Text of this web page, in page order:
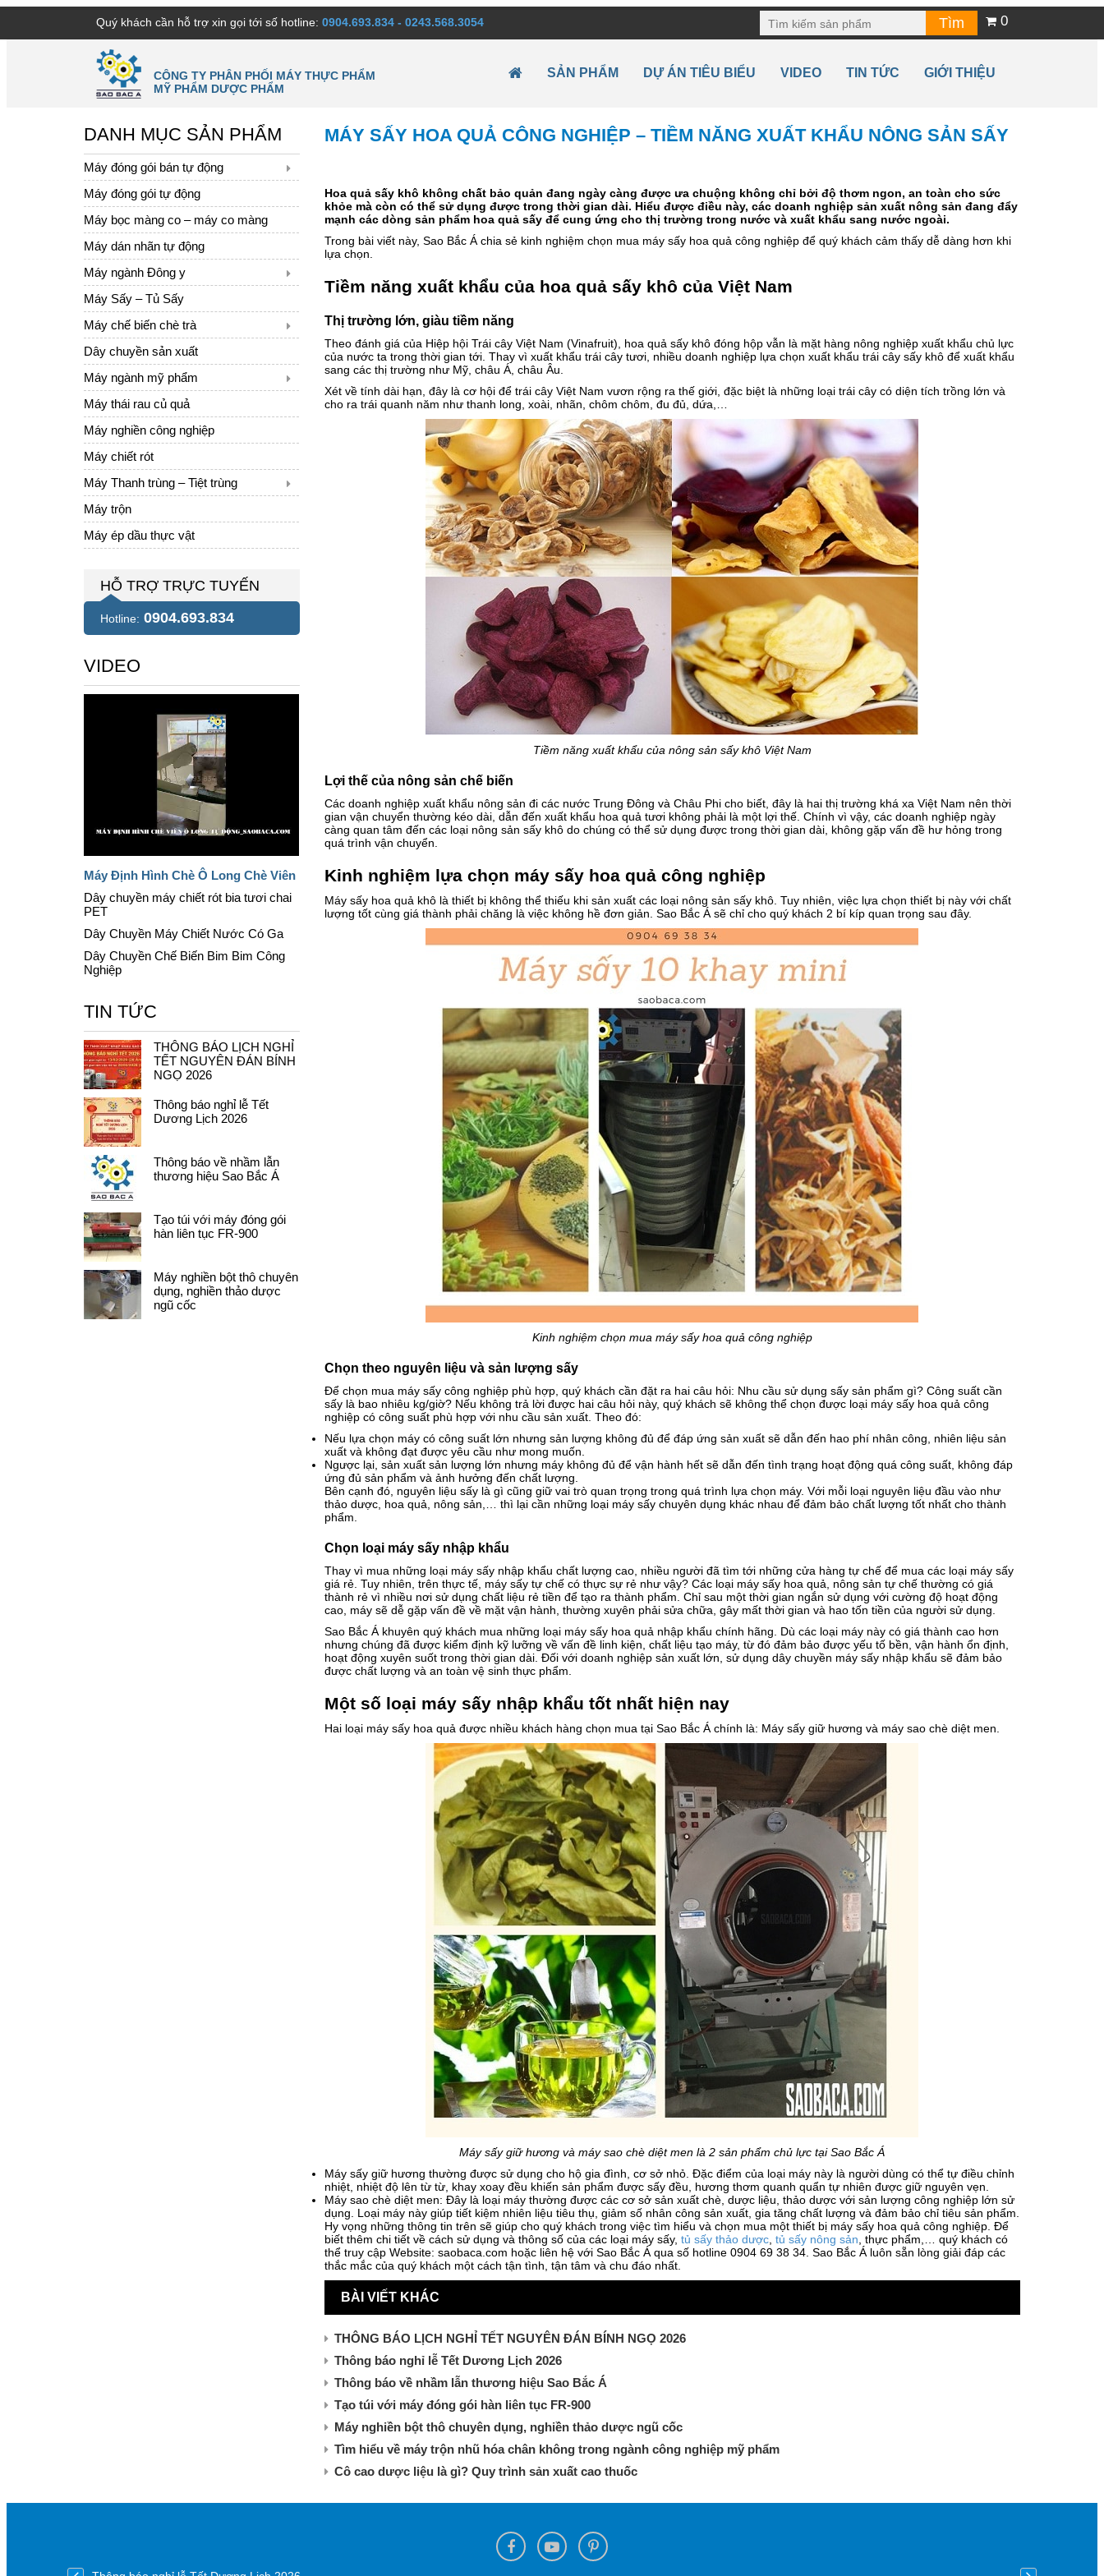
Quý khách cần hỗ trợ xin gọi tới số hotline: 0904.693.834 - 0243.568.3054 0
CÔNG TY PHÂN PHỐI MÁY THỰC PHẨM
MỸ PHẨM DƯỢC PHẨM
SẢN PHẨM DỰ ÁN TIÊU BIỂU VIDEO TIN TỨC GIỚI THIỆU
MÁY SẤY HOA QUẢ CÔNG NGHIỆP – TIỀM NĂNG XUẤT KHẨU NÔNG SẢN SẤY
Hoa quả sấy khô không chất bảo quản đang ngày càng được ưa chuộng không chỉ bởi độ thơm ngon, an toàn cho sức
khỏe mà còn có thể sử dụng được trong thời gian dài. Hiểu được điều này, các doanh nghiệp sản xuất nông sản đang đẩy
mạnh các dòng sản phẩm hoa quả sấy để cung ứng cho thị trường trong nước và xuất khẩu sang nước ngoài.
Trong bài viết này, Sao Bắc Á chia sẻ kinh nghiệm chọn mua máy sấy hoa quả công nghiệp để quý khách cảm thấy dễ dàng hơn khi
lựa chọn.
Tiềm năng xuất khẩu của hoa quả sấy khô của Việt Nam
Thị trường lớn, giàu tiềm năng
Theo đánh giá của Hiệp hội Trái cây Việt Nam (Vinafruit), hoa quả sấy khô đóng hộp vẫn là mặt hàng nông nghiệp xuất khẩu chủ lực
của nước ta trong thời gian tới. Thay vì xuất khẩu trái cây tươi, nhiều doanh nghiệp lựa chọn xuất khẩu trái cây sấy khô để xuất khẩu
sang các thị trường như Mỹ, châu Á, châu Âu.
Xét về tính dài hạn, đây là cơ hội để trái cây Việt Nam vươn rộng ra thế giới, đặc biệt là những loại trái cây có diện tích trồng lớn và
cho ra trái quanh năm như thanh long, xoài, nhãn, chôm chôm, đu đủ, dứa,…
Tiềm năng xuất khẩu của nông sản sấy khô Việt Nam
Lợi thế của nông sản chế biến
Các doanh nghiệp xuất khẩu nông sản đi các nước Trung Đông và Châu Phi cho biết, đây là hai thị trường khá xa Việt Nam nên thời
gian vận chuyển thường kéo dài, dẫn đến xuất khẩu hoa quả tươi không phải là một lợi thế. Chính vì vậy, các doanh nghiệp ngày
càng quan tâm đến các loại nông sản sấy khô do chúng có thể sử dụng được trong thời gian dài, không gặp vấn đề hư hỏng trong
quá trình vận chuyển.
Kinh nghiệm lựa chọn máy sấy hoa quả công nghiệp
Máy sấy hoa quả khô là thiết bị không thể thiếu khi sản xuất các loại nông sản sấy khô. Tuy nhiên, việc lựa chọn thiết bị này với chất
lượng tốt cùng giá thành phải chăng là việc không hề đơn giản. Sao Bắc Á sẽ chỉ cho quý khách 2 bí kíp quan trọng sau đây.
Kinh nghiệm chọn mua máy sấy hoa quả công nghiệp
Chọn theo nguyên liệu và sản lượng sấy
Để chọn mua máy sấy công nghiệp phù hợp, quý khách cần đặt ra hai câu hỏi: Nhu cầu sử dụng sấy sản phẩm gì? Công suất cần
sấy là bao nhiêu kg/giờ? Nếu không trả lời được hai câu hỏi này, quý khách sẽ không thể chọn được loại máy sấy hoa quả công
nghiệp có công suất phù hợp với nhu cầu sản xuất. Theo đó:
Nếu lựa chọn máy có công suất lớn nhưng sản lượng không đủ để đáp ứng sản xuất sẽ dẫn đến hao phí nhân công, nhiên liệu sản
xuất và không đạt được yêu cầu như mong muốn.
Ngược lại, sản xuất sản lượng lớn nhưng máy không đủ để vận hành hết sẽ dẫn đến tình trạng hoạt động quá công suất, không đáp
ứng đủ sản phẩm và ảnh hưởng đến chất lượng.
Bên cạnh đó, nguyên liệu sấy là gì cũng giữ vai trò quan trọng trong quá trình lựa chọn máy. Với mỗi loại nguyên liệu đầu vào như
thảo dược, hoa quả, nông sản,… thì lại cần những loại máy sấy chuyên dụng khác nhau để đảm bảo chất lượng tốt nhất cho thành
phẩm.
Chọn loại máy sấy nhập khẩu
Thay vì mua những loại máy sấy nhập khẩu chất lượng cao, nhiều người đã tìm tới những cửa hàng tự chế để mua các loại máy sấy
giá rẻ. Tuy nhiên, trên thực tế, máy sấy tự chế có thực sự rẻ như vậy? Các loại máy sấy hoa quả, nông sản tự chế thường có giá
thành rẻ vì nhiều nơi sử dụng chất liệu rẻ tiền để tạo ra thành phẩm. Chỉ sau một thời gian ngắn sử dụng với cường độ hoạt động
cao, máy sẽ dễ gặp vấn đề về mặt vận hành, thường xuyên phải sửa chữa, gây mất thời gian và hao tốn tiền của người sử dụng.
Sao Bắc Á khuyên quý khách mua những loại máy sấy hoa quả nhập khẩu chính hãng. Dù các loại máy này có giá thành cao hơn
nhưng chúng đã được kiểm định kỹ lưỡng về vấn đề linh kiện, chất liệu tạo máy, từ đó đảm bảo được yếu tố bền, vận hành ổn định,
hoạt động xuyên suốt trong thời gian dài. Đối với doanh nghiệp sản xuất lớn, sử dụng dây chuyền máy sấy nhập khẩu sẽ đảm bảo
được chất lượng và an toàn vệ sinh thực phẩm.
Một số loại máy sấy nhập khẩu tốt nhất hiện nay
Hai loại máy sấy hoa quả được nhiều khách hàng chọn mua tại Sao Bắc Á chính là: Máy sấy giữ hương và máy sao chè diệt men.
Máy sấy giữ hương và máy sao chè diệt men là 2 sản phẩm chủ lực tại Sao Bắc Á
Máy sấy giữ hương thường được sử dụng cho hộ gia đình, cơ sở nhỏ. Đặc điểm của loại máy này là người dùng có thể tự điều chỉnh
nhiệt, nhiệt độ lên từ từ, khay xoay đều khiến sản phẩm được sấy đều, hương thơm quanh quẩn tự nhiên được giữ nguyên vẹn.
Máy sao chè diệt men: Đây là loại máy thường được các cơ sở sản xuất chè, dược liệu, thảo dược với sản lượng công nghiệp lớn sử
dụng. Loại máy này giúp tiết kiệm nhiên liệu tiêu thụ, giảm số nhân công sản xuất, gia tăng chất lượng và đảm bảo chỉ tiêu sản phẩm.
Hy vọng những thông tin trên sẽ giúp cho quý khách trong việc tìm hiểu và chọn mua một thiết bị máy sấy hoa quả công nghiệp. Để
biết thêm chi tiết về cách sử dụng và thông số của các loại máy sấy, tủ sấy thảo dược, tủ sấy nông sản , thực phẩm,… quý khách có
thể truy cập Website: saobaca.com hoặc liên hệ với Sao Bắc Á qua số hotline 0904 69 38 34. Sao Bắc Á luôn sẵn lòng giải đáp các
thắc mắc của quý khách một cách tận tình, tận tâm và chu đáo nhất.
BÀI VIẾT KHÁC
THÔNG BÁO LỊCH NGHỈ TẾT NGUYÊN ĐÁN BÍNH NGỌ 2026
Thông báo nghỉ lễ Tết Dương Lịch 2026
Thông báo về nhầm lẫn thương hiệu Sao Bắc Á
Tạo túi với máy đóng gói hàn liên tục FR-900
Máy nghiền bột thô chuyên dụng, nghiền thảo dược ngũ cốc
Tìm hiểu về máy trộn nhũ hóa chân không trong ngành công nghiệp mỹ phẩm
Cô cao dược liệu là gì? Quy trình sản xuất cao thuốc
DANH MỤC SẢN PHẨM
Máy đóng gói bán tự động
Máy đóng gói tự động
Máy bọc màng co – máy co màng
Máy dán nhãn tự động
Máy ngành Đông y
Máy Sấy – Tủ Sấy
Máy chế biến chè trà
Dây chuyền sản xuất
Máy ngành mỹ phẩm
Máy thái rau củ quả
Máy nghiền công nghiệp
Máy chiết rót
Máy Thanh trùng – Tiệt trùng
Máy trộn
Máy ép dầu thực vật
HỖ TRỢ TRỰC TUYẾN
Hotline: 0904.693.834
VIDEO
Máy Định Hình Chè Ô Long Chè Viên
Dây chuyền máy chiết rót bia tươi chai
PET
Dây Chuyền Máy Chiết Nước Có Ga
Dây Chuyền Chế Biến Bim Bim Công
Nghiệp
TIN TỨC
THÔNG BÁO LỊCH NGHỈ
TẾT NGUYÊN ĐÁN BÍNH
NGỌ 2026
Thông báo nghỉ lễ Tết
Dương Lịch 2026
Thông báo về nhầm lẫn
thương hiệu Sao Bắc Á
Tạo túi với máy đóng gói
hàn liên tục FR-900
Máy nghiền bột thô chuyên
dụng, nghiền thảo dược
ngũ cốc